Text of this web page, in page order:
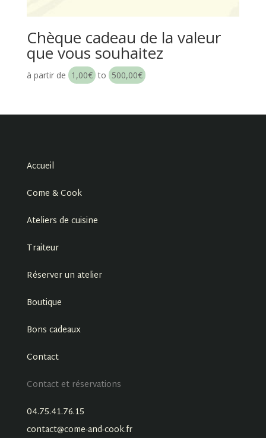
Chèque cadeau de la valeur
que vous souhaitez
à partir de 1,00€ to 500,00€
Accueil
Come & Cook
Ateliers de cuisine
Traiteur
Réserver un atelier
Boutique
Bons cadeaux
Contact
Contact et réservations
04.75.41.76.15
contact@come-and-cook.fr